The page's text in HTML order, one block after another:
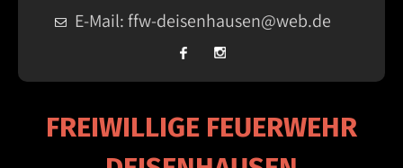
E-Mail: ffw-deisenhausen@web.de
FREIWILLIGE FEUERWEHR